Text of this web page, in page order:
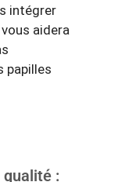
intégrer
aidera
papilles
qualité :